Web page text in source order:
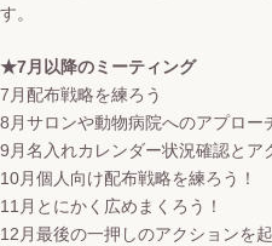
す。
★7月以降のミーティング
7月配布戦略を練ろう
8月サロンや動物病院へのアプロー
9月名入れカレンダー状況確認とア
10月個人向け配布戦略を練ろう！
11月とにかく広めまくろう！
12月最後の一押しのアクションを